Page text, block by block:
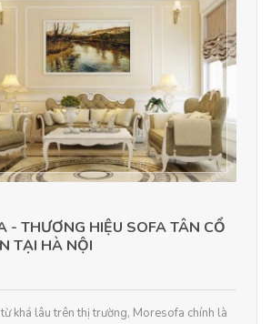
- THƯƠNG HIỆU SOFA TÂN CỔ
TẠI HÀ NỘI
khá lâu trên thị trường, Moresofa chính là